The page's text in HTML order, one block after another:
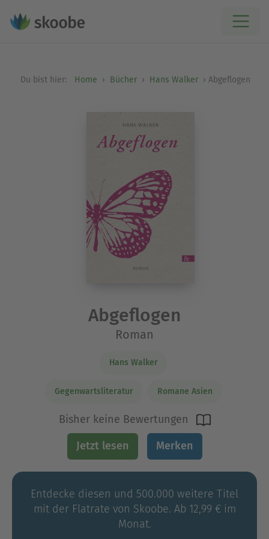
Du bist hier: Home Bücher Hans Walker Abgeflogen
Abgeflogen
Roman
Hans Walker
Gegenwartsliteratur Romane Asien
Bisher keine Bewertungen
Jetzt lesen Merken
Entdecke diesen und 500.000 weitere Titel
mit der Flatrate von Skoobe. Ab 12,99 € im
Monat.